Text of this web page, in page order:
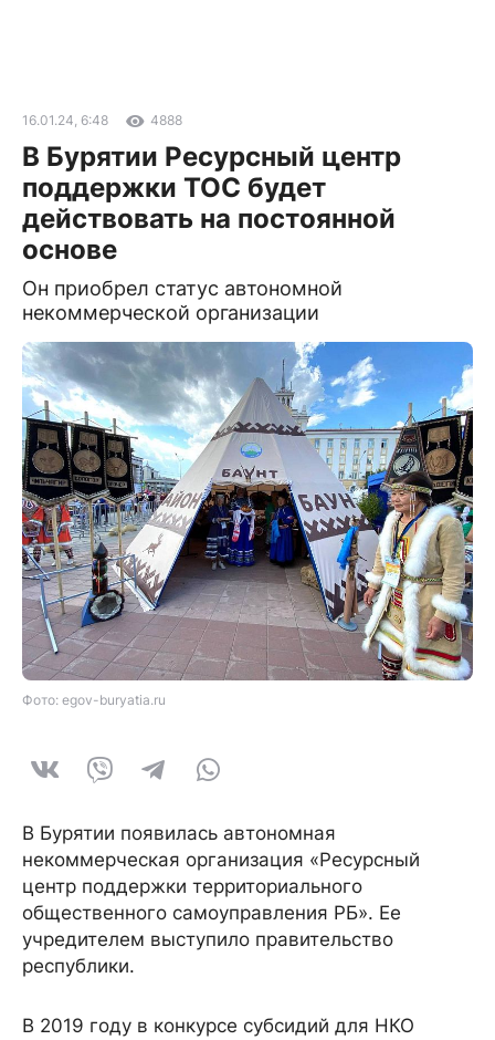
16.01.24, 6:48 4888
В Бурятии Ресурсный центр
поддержки ТОС будет
действовать на постоянной
основе
Он приобрел статус автономной
некоммерческой организации
Фото: egov-buryatia.ru
В Бурятии появилась автономная
некоммерческая организация «Ресурсный
центр поддержки территориального
общественного самоуправления РБ». Ее
учредителем выступило правительство
республики.
В 2019 году в конкурсе субсидий для НКО